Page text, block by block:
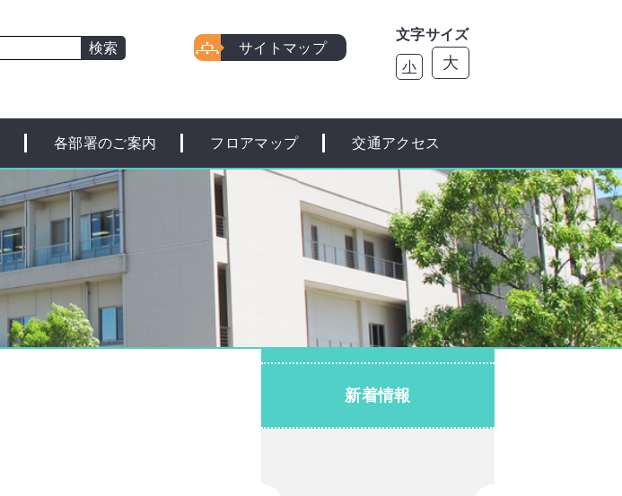
サイトマップ
文字サイズ
小 大
各部署のご案内 フロアマップ 交通アクセス
新着情報